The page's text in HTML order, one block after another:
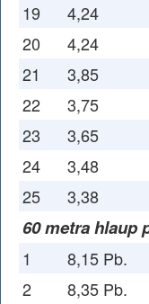
19 4,24
20 4,24
21 3,85
22 3,75
23 3,65
24 3,48
25 3,38
60 metra hlaup
1 8,15 Pb.
2 8,35 Pb.